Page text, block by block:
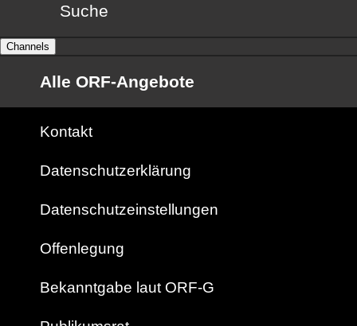
Suche
Channels
Alle ORF-Angebote
Kontakt
Datenschutzerklärung
Datenschutzeinstellungen
Offenlegung
Bekanntgabe laut ORF-G